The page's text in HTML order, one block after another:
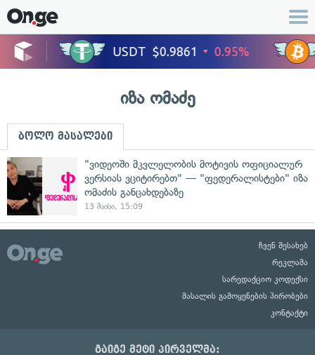
იზა ომაძე
ბოლო მასალები
"ვიდეოში მკვლელობის მოტივის ოფიციალურ
ვერსიას ვციტირებთ" — "ფედერალისტები" იზა
ომაძის განცახდებაზე
13 მაისი, 15:09
ჩვენ შესახებ
რეკლამა
სარედაქციო კოდექსი
მასალის გამოყენების პირობები
კონტაქტი
გაიგე მეტი პირველმა: